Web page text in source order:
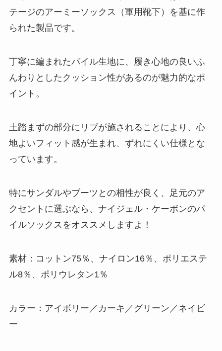
テージのアーミーソックス（軍用靴下）を基に作
られた製品です。
丁寧に編まれたパイル生地に、履き心地の良いふ
んわりとしたクッション性があるのが魅力的なポ
イント。
土踏まずの部分にリブが施されることにより、心
地よいフィット感が生まれ、ずれにくい仕様とな
っています。
特にサンダルやブーツとの相性が良く、足元のア
クセントに選ぶなら、ナイジェル・ケーボンのパ
イルソックスをオススメしますよ！
素材：コットン75％、ナイロン16％、ポリエステ
ル8％、ポリウレタン1％
カラー：アイボリー／カーキ／グリーン／ネイビ
ー